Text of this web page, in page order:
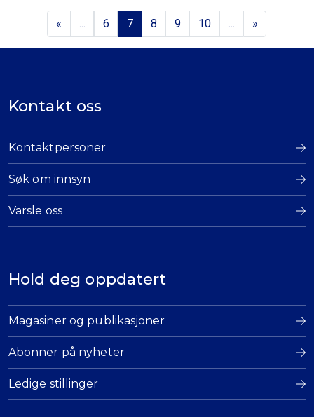
« ... 6 7 8 9 10 ... »
Kontakt oss
Kontaktpersoner
Søk om innsyn
Varsle oss
Hold deg oppdatert
Magasiner og publikasjoner
Abonner på nyheter
Ledige stillinger